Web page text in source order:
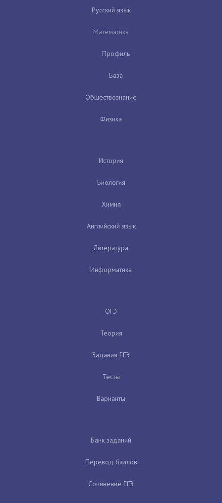
Русский язык
Математика
Профиль
База
Обществознание
Физика
История
Биология
Химия
Английский язык
Литература
Информатика
ОГЭ
Теория
Задания ЕГЭ
Тесты
Варианты
Банк заданий
Перевод баллов
Сочинение ЕГЭ